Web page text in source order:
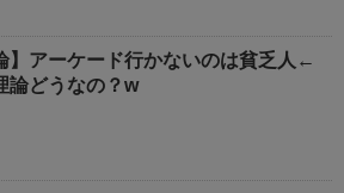
】アーケード行かないのは貧乏人←
論どうなの？w